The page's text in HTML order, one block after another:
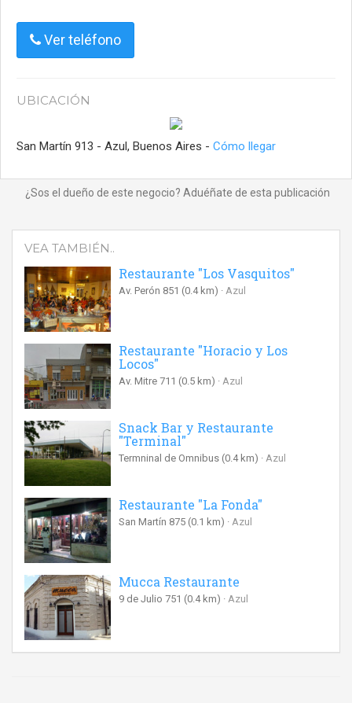
Ver teléfono
UBICACIÓN
San Martín 913 - Azul, Buenos Aires - Cómo llegar
¿Sos el dueño de este negocio? Aduéñate de esta publicación
VEA TAMBIÉN..
Restaurante "Los Vasquitos"
Av. Perón 851 (0.4 km) Azul
Restaurante "Horacio y Los
Locos"
Av. Mitre 711 (0.5 km) Azul
Snack Bar y Restaurante
"Terminal"
Termninal de Omnibus (0.4 km) Azul
Restaurante "La Fonda"
San Martín 875 (0.1 km) Azul
Mucca Restaurante
9 de Julio 751 (0.4 km) Azul